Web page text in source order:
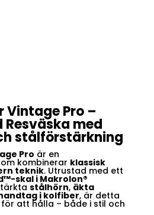
Vintage Pro –
Resväska med
stålförstärkning
Pro är en
kombinerar klassisk
teknik. Utrustad med ett
skal i Makrolon®
stålhörn, äkta
i kolfiber, är detta
att hålla – både i stil och